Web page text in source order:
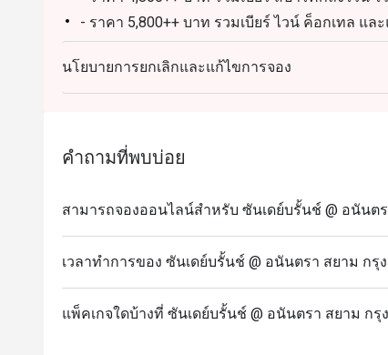
- ราคา 5,800++ บาท รวมเบียร์ ไวน์ ค็อกเทล แ
- ราคา 7,800++ บาท รวมคาเนเดียนล็อบสเตอร์
* เด็กอายุต่ำกว่า 5 ขวบ รับประทานอาหารฟรี
เมนูไฮไลท์
กุ้งล๊อบสเตอร์อบชีส
เมนูและราคาอาจมีการเปลี่ยนแปลงได้โดยไม่ต้อ
ราคาทั้งหมดเป็นสกุลเงินบาท และยังไม่รวมภาษี
โปรโมชั่นเหล่านี้ไม่สามารถใช้ร่วมกับโปรโมชั่น
โปรดตรงเวลาสำหรับการจองเพื่อรับประกันส่ว
นโยบายการยกเลิกและแก้ไขการจอง
คำถามที่พบบ่อย
สามารถจองออนไลน์สำหรับ ซันเดย์บรั้นช์ @ อนันต
เวลาทำการของ ซันเดย์บรั้นช์ @ อนันตรา สยาม กรุง
แพ็คเกจใดบ้างที่ ซันเดย์บรั้นช์ @ อนันตรา สยาม กรุ